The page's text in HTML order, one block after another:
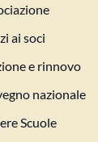
ai soci
e rinnovo
nazionale
Scuole